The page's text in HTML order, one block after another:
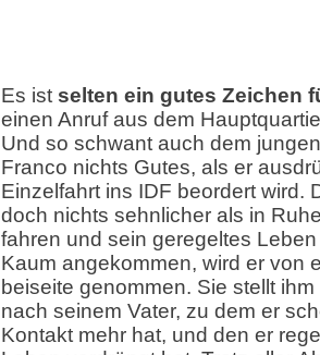
Es ist selten ein gutes Zeichen
einen Anruf aus dem
Und so schwant auch dem
Franco nichts Gutes, als er
Einzelfahrt ins IDF beordert wird.
doch nichts sehnlicher als in
fahren und sein geregeltes
Kaum angekommen, wird er von
beiseite genommen. Sie stellt
nach seinem Vater, zu dem er
Kontakt mehr hat, und den er